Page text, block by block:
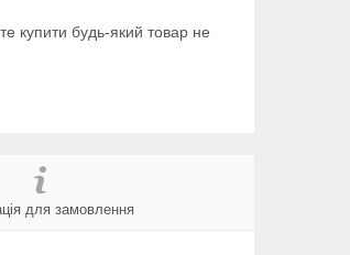
купити будь-який товар не
для замовлення